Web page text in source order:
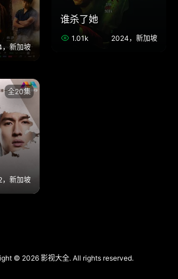
新加坡
谁杀了她
1.01k 2024，新加坡
全20集
，新加坡
© 2026 影视大全. All rights reserved.